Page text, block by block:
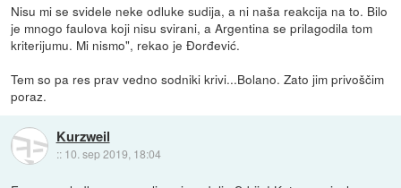
Nisu mi se svidele neke odluke sudija, a ni naša reakcija na to. Bilo
je mnogo faulova koji nisu svirani, a Argentina se prilagodila tom
kriterijumu. Mi nismo", rekao je Đorđević.
Tem so pa res prav vedno sodniki krivi...Bolano. Zato jim privoščim
poraz.
Kurzweil
:: 10. sep 2019, 18:04